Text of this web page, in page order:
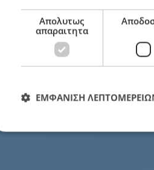
στο ΓΝ Λευκωσίας την
Απολυτως
απαραιτητα
ΕΜΦΑΝΙΣΗ